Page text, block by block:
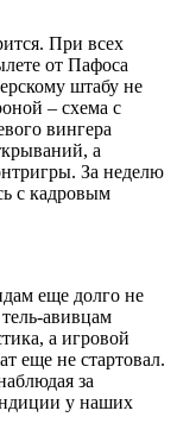
При всех
от Пафоса
штабу не
– схема с
вингера
а
За неделю
с кадровым
еще долго не
авивцам
а игровой
еще не стартовал.
за
у наших